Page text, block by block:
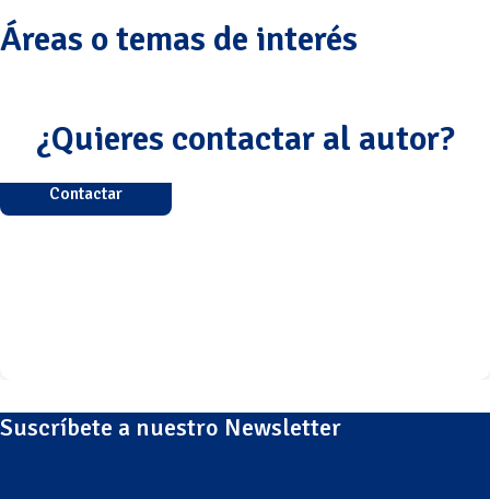
Áreas o temas de interés
¿Quieres contactar al autor?
Contactar
Suscríbete a nuestro Newsletter